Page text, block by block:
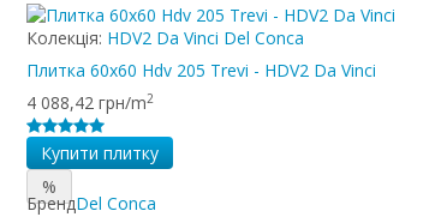
Колекція: HDV2 Da Vinci Del Conca
Плитка 60x60 Hdv 205 Trevi - HDV2 Da Vinci
4 088,42 грн/m2
Купити плитку
%
БрендDel Conca